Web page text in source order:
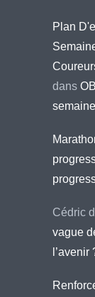
Plan
dans
Cédric
vague
l’avenir